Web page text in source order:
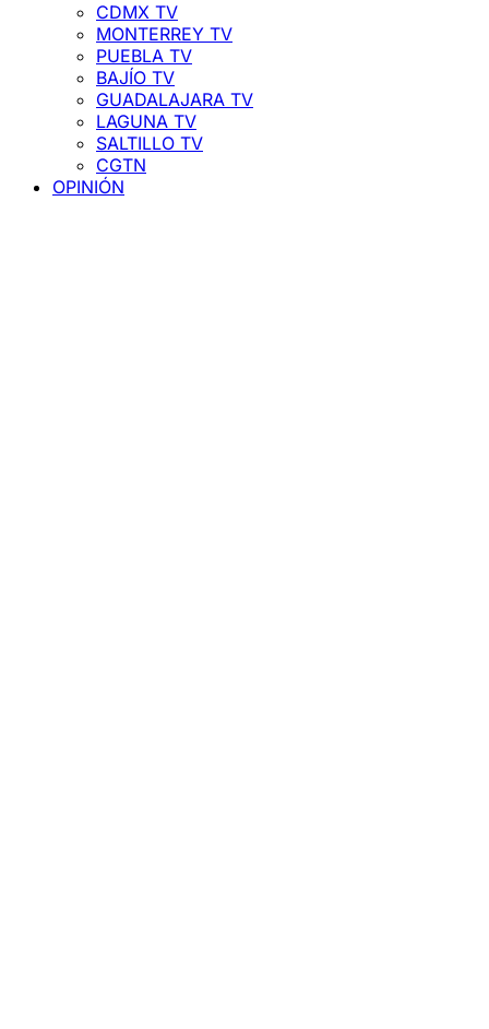
CDMX TV
MONTERREY TV
PUEBLA TV
BAJÍO TV
GUADALAJARA TV
LAGUNA TV
SALTILLO TV
CGTN
OPINIÓN